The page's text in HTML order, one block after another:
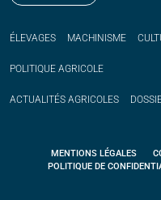
ÉLEVAGES MACHINISME
POLITIQUE AGRICOLE
ACTUALITÉS AGRICOLES
MENTIONS LÉGALES
POLITIQUE DE